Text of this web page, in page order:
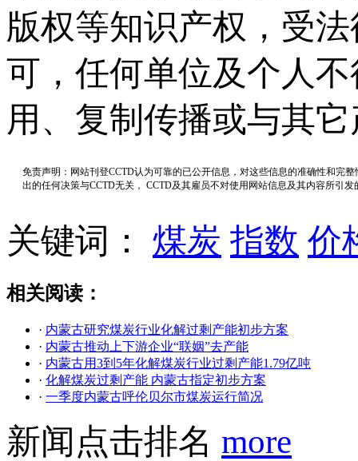
版权等知识产权，受
可，任何单位及个人
用、复制传播或与其
免责声明：网站刊登CCTD认为可靠的已公开信息，对这些信息的准确性和完
出的任何决策与CCTD无关， CCTD及其雇员不对使用网站信息及其内容所引
关键词： 煤炭 指数 价
相关阅读：
· 内蒙古研究煤炭行业化解过剩产能初步方案
· 内蒙古推动上下游企业“联姻”去产能
· 内蒙古用3到5年化解煤炭行业过剩产能1.79亿吨
· 化解煤炭过剩产能 内蒙古指定初步方案
· 一季度内蒙古呼伦贝尔市煤炭运行简况
新闻点击排名 more